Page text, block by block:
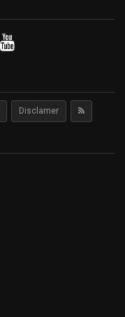
Disclamer